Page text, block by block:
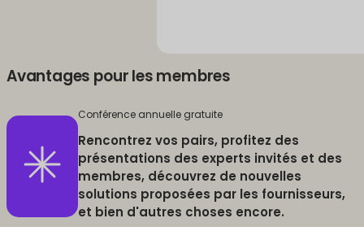
Avantages pour les membres
Conférence annuelle gratuite
Rencontrez vos pairs, profitez des
présentations des experts invités et des
membres, découvrez de nouvelles
solutions proposées par les fournisseurs,
et bien d'autres choses encore.